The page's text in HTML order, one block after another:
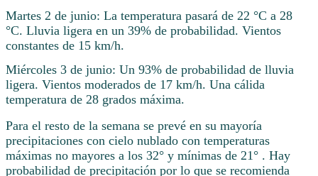
Martes 2 de junio: La temperatura pasará de 22 °C a 28
°C. Lluvia ligera en un 39% de probabilidad. Vientos
constantes de 15 km/h.
Miércoles 3 de junio: Un 93% de probabilidad de lluvia
ligera. Vientos moderados de 17 km/h. Una cálida
temperatura de 28 grados máxima.
Para el resto de la semana se prevé en su mayoría
precipitaciones con cielo nublado con temperaturas
máximas no mayores a los 32° y mínimas de 21° . Hay
probabilidad de precipitación por lo que se recomienda